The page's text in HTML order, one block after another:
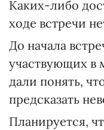
Каких-либо
ходе встречи
До начала
участвующих в
дали понять,
предсказать
Планируется,